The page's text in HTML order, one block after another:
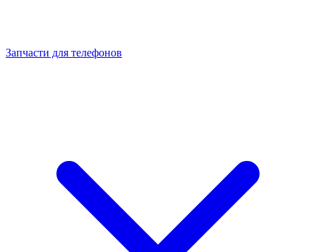
Запчасти для телефонов